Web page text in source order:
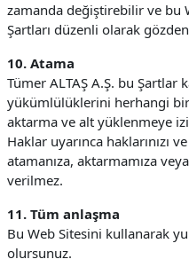
zamanda değiştirebilir ve bu
Şartları düzenli olarak
10. Atama
Tümer ALTAŞ A.Ş. bu Şartlar
yükümlülüklerini herhangi
aktarma ve alt yüklenmeye
Haklar uyarınca haklarınızı
atamanıza, aktarmamıza
verilmez.
11. Tüm anlaşma
Bu Web Sitesini kullanarak
olursunuz.